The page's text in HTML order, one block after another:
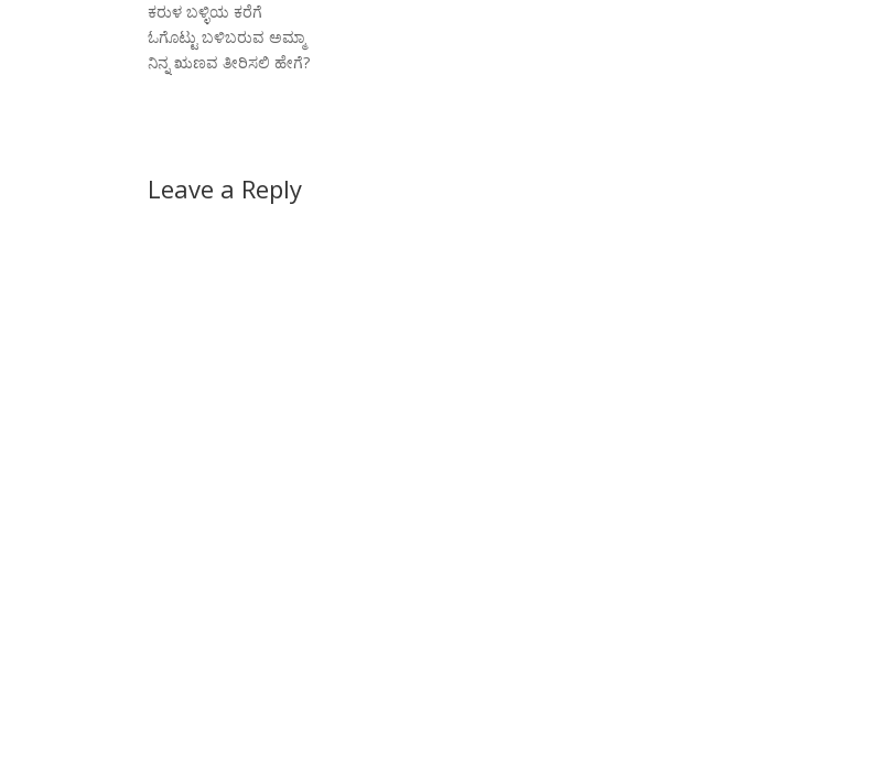
ಕರುಳ ಬಳ್ಳಿಯ ಕರೆಗೆ
ಓಗೊಟ್ಟು ಬಳಿಬರುವ ಅಮ್ಮಾ
ನಿನ್ನ ಋಣವ ತೀರಿಸಲಿ ಹೇಗೆ?
Leave a Reply